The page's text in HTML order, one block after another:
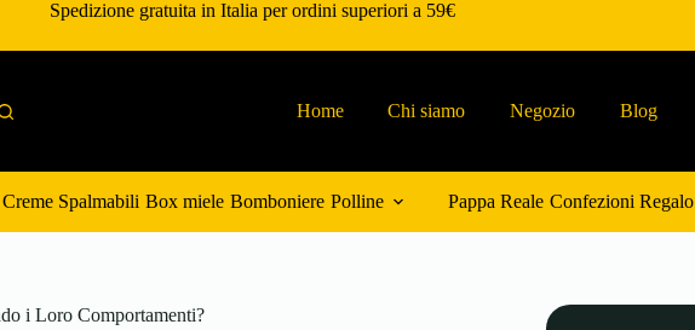
Spedizione gratuita in Italia per ordini superiori a 59€
Home Chi siamo Negozio Blog
Creme Spalmabili Box miele Bomboniere Polline Pappa Reale Confezioni Regalo
i Loro Comportamenti?